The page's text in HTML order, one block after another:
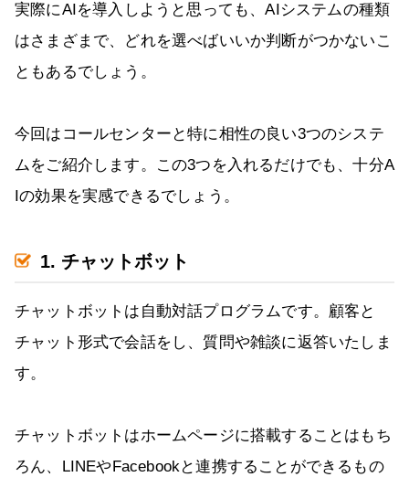
実際にAIを導入しようと思っても、AIシステムの種類
はさまざまで、どれを選べばいいか判断がつかないこ
ともあるでしょう。
今回はコールセンターと特に相性の良い3つのシステ
ムをご紹介します。この3つを入れるだけでも、十分A
Iの効果を実感できるでしょう。
1. チャットボット
チャットボットは自動対話プログラムです。顧客と
チャット形式で会話をし、質問や雑談に返答いたしま
す。
チャットボットはホームページに搭載することはもち
ろん、LINEやFacebookと連携することができるもの